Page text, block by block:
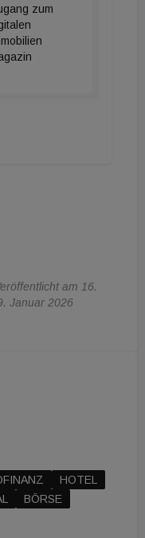
zum
am 16.
Januar 2026
HOTEL
BÖRSE